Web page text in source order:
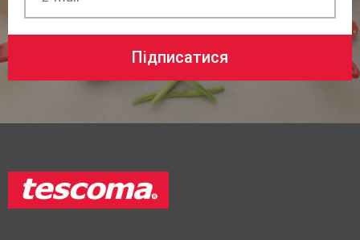
Підписатися